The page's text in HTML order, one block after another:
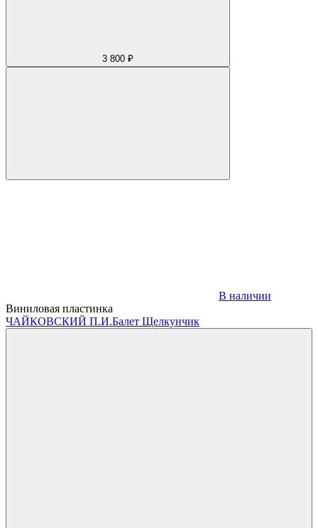
3 800 ₽
В наличии
Виниловая пластинка
ЧАЙКОВСКИЙ П.И.Балет Щелкунчик